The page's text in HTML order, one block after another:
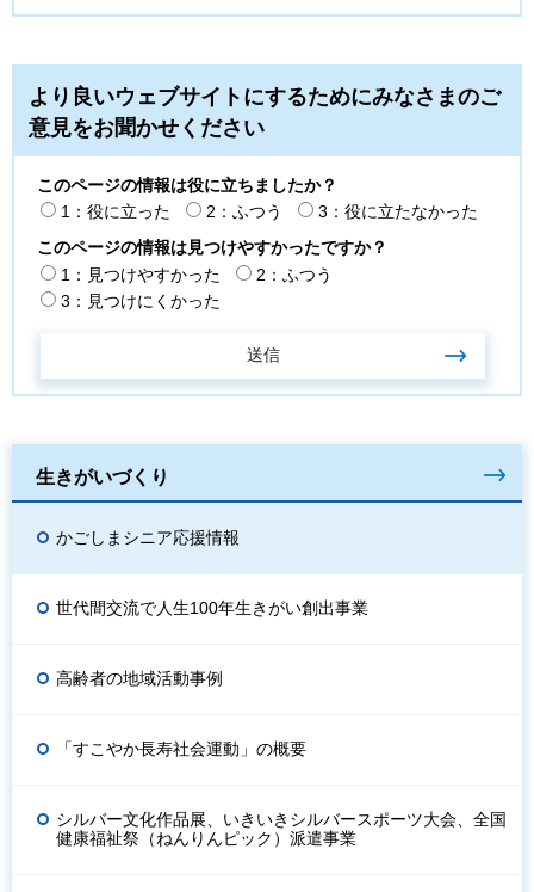
より良いウェブサイトにするためにみなさまのご
意見をお聞かせください
このページの情報は役に立ちましたか？
1：役に立った
2：ふつう
3：役に立たなかった
このページの情報は見つけやすかったですか？
1：見つけやすかった
2：ふつう
3：見つけにくかった
生きがいづくり
かごしまシニア応援情報
世代間交流で人生100年生きがい創出事業
高齢者の地域活動事例
「すこやか長寿社会運動」の概要
シルバー文化作品展、いきいきシルバースポーツ大会、全国
健康福祉祭（ねんりんピック）派遣事業